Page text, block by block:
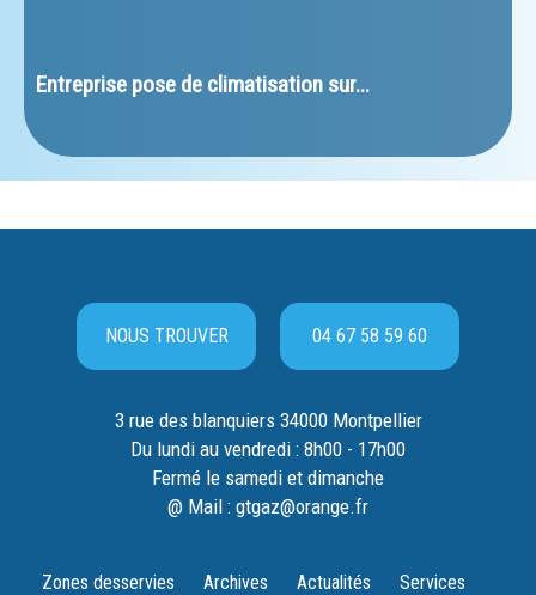
﻿Entreprise pose de climatisation sur...
NOUS TROUVER 04 67 58 59 60
3 rue des blanquiers 34000 Montpellier
Du lundi au vendredi : 8h00 - 17h00
Fermé le samedi et dimanche
@ Mail : gtgaz@orange.fr
Zones desservies Archives Actualités Services